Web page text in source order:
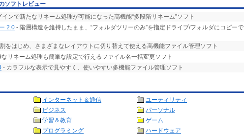
ソフトレビュー
ンで新たなリネーム処理が可能になった高機能“多段階リネーム”ソフト
2.0 - 階層構造を維持したまま、“フォルダツリーのみ”を指定ドライブ/フォルダにコピーで
をはじめ、さまざまなレイアウトに切り替えて使える高機能ファイル管理ソフト
なリネーム処理も簡単な設定で行えるファイル名一括変更ソフト
- カラフルな表示で見やすく、使いやすい多機能ファイル管理ソフト
インターネット＆通信
ユーティリティ
ビジネス
パーソナル
学習＆教育
ゲーム
プログラミング
ハードウェア